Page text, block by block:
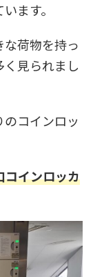
ます。
荷物を持っ
見られまし
コインロッ
コインロッカ